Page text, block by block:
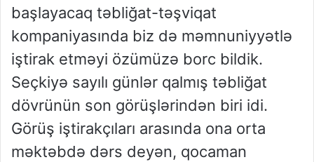
başlayacaq təbliğat-təşviqat
kompaniyasında biz də məmnuniyyətlə
iştirak etməyi özümüzə borc bildik.
Seçkiyə sayılı günlər qalmış təbliğat
dövrünün son görüşlərindən biri idi.
Görüş iştirakçıları arasında ona orta
məktəbdə dərs deyən, qocaman